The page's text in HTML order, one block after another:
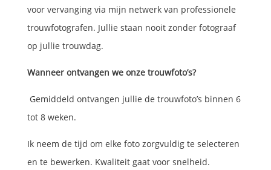
voor vervanging via mijn netwerk van professionele
trouwfotografen. Jullie staan nooit zonder fotograaf
op jullie trouwdag.
Wanneer ontvangen we onze trouwfoto’s?
Gemiddeld ontvangen jullie de trouwfoto’s binnen 6
tot 8 weken.
Ik neem de tijd om elke foto zorgvuldig te selecteren
en te bewerken. Kwaliteit gaat voor snelheid.